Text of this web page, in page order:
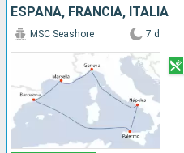
ESPAÑA, FRANCIA, ITALIA
MSC Seashore 7 d